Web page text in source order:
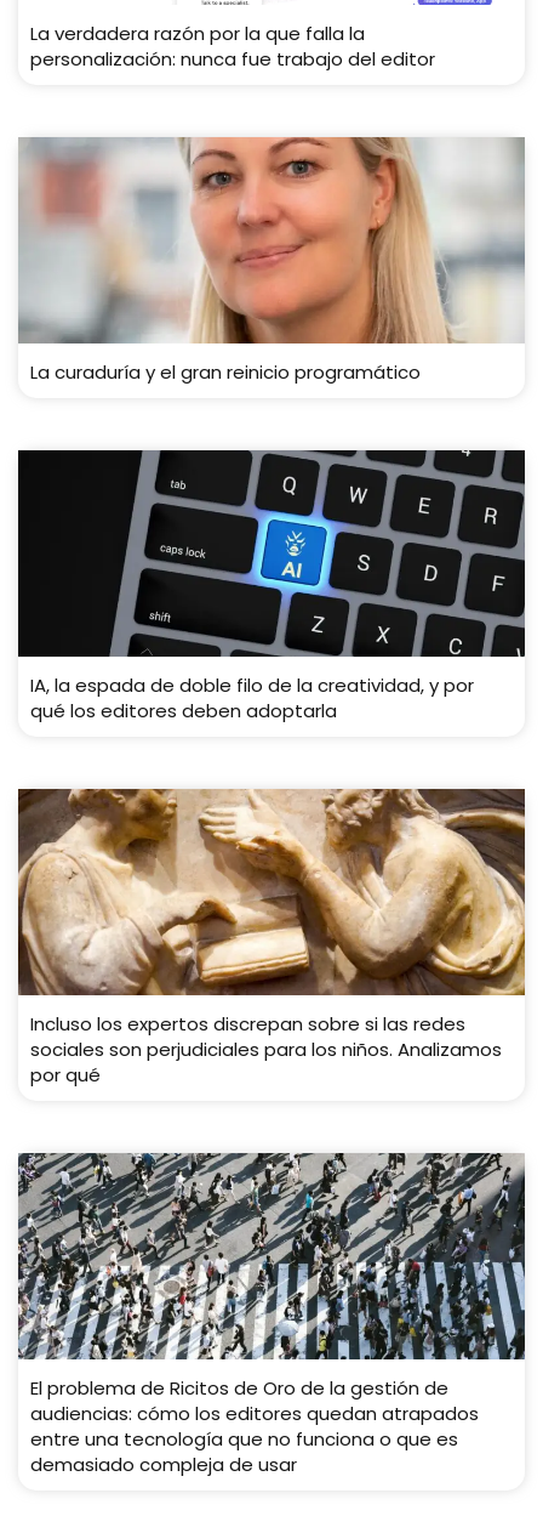
La verdadera razón por la que falla la
personalización: nunca fue trabajo del editor
La curaduría y el gran reinicio programático
IA, la espada de doble filo de la creatividad, y por
qué los editores deben adoptarla
Incluso los expertos discrepan sobre si las redes
sociales son perjudiciales para los niños. Analizamos
por qué
El problema de Ricitos de Oro de la gestión de
audiencias: cómo los editores quedan atrapados
entre una tecnología que no funciona o que es
demasiado compleja de usar